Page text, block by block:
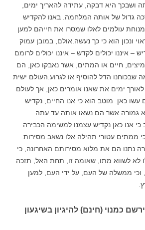
ושבכך היא דבקה, עתידה להאריך ימים,
גדול של אותה המלחמה. באנו להקדיש
עולמים לאלו שמסרו את חייהם למען
ונכון הוא כי כך נעשה.אולם, במובן עמוק
– איננו יכולים לקדש – איננו יכולים לרומם
חיים או המתים, אשר נאבקו כאן, הם
הדל להוסיף או לגרוע.העולם ישית
ימים את שאנו אומרים כאן, אך לעולם
כאן. מוטב הוא כי אנו החיים, נקדיש
גמורה אשר הם נשאו אותה עד עתה
אנו כאן נקדיש עצמנו למשימה הכבירה
כי ממתים עטורי תהילה אלו נשאב מסירות
נתנו הם את מלוא מסירותם האחרונה, כי
לא לשווא מתו, שאומה זו, תחת האל, תזכה
ממשלה של העם, על ידי העם, למען
כמנוי (חינם) להיגיון בשיגעון